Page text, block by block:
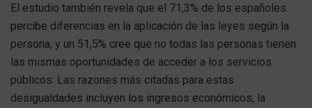
El estudio también revela que el 71,3% de los españoles
percibe diferencias en la aplicación de las leyes según la
persona, y un 51,5% cree que no todas las personas tienen
las mismas oportunidades de acceder a los servicios
públicos. Las razones más citadas para estas
desigualdades incluyen los ingresos económicos, la